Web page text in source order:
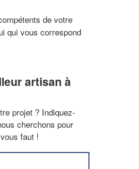
de votre
qui vous correspond
artisan à
projet ? Indiquez-
cherchons pour
faut !